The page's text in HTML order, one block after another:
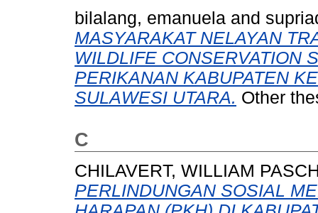
bilalang, emanuela and
MASYARAKAT NELAYAN
WILDLIFE CONSERVATION
PERIKANAN KABUPATEN
SULAWESI UTARA. Other
C
CHILAVERT, WILLIAM
PERLINDUNGAN SOSIAL